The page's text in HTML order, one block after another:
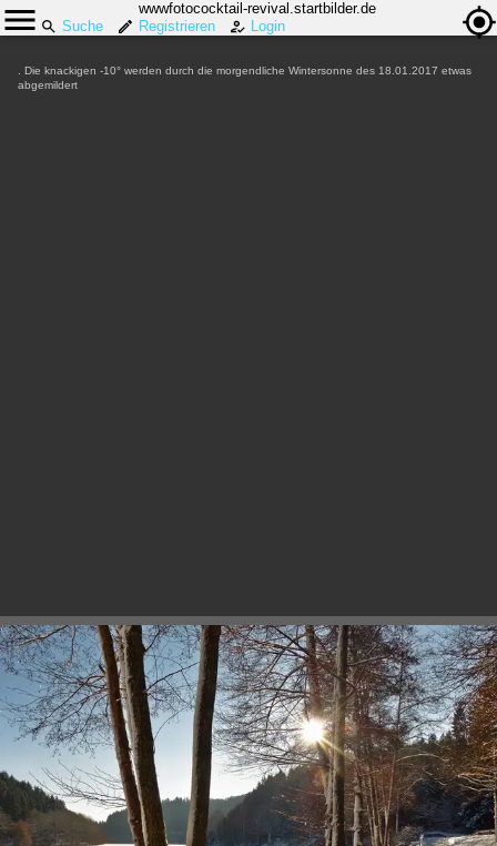
wwwfotococktail-revival.startbilder.de
Suche
Registrieren Login
. Die knackigen -10° werden durch die morgendliche Wintersonne des 18.01.2017 etwas
abgemildert